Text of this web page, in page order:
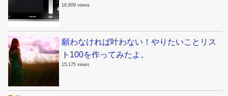
16,809 views
願わなければ叶わない！やりたいことリス
ト100を作ってみたよ。
15,175 views